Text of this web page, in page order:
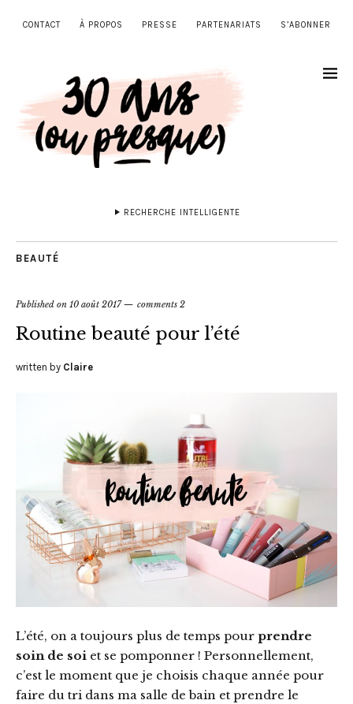
CONTACT À PROPOS PRESSE PARTENARIATS S’ABONNER
RECHERCHE INTELLIGENTE
BEAUTÉ
Published on 10 août 2017 comments 2
Routine beauté pour l’été
written by Claire
L’été, on a toujours plus de temps pour prendre
soin de soi et se pomponner ! Personnellement,
c’est le moment que je choisis chaque année pour
faire du tri dans ma salle de bain et prendre le